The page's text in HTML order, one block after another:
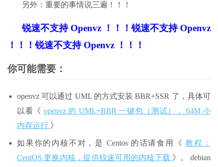
另外：重要的事情说三遍！！！
锐速不支持 Openvz ！！！锐速不支持 Openvz
！！！锐速不支持 Openvz ！！！
你可能需要：
openvz 可以通过 UML 的方式安装 BBR+SSR 了，具体可
以看《 openvz 的 UML+BBR 一键包（测试）， 64M 小
内存运行 》
如果你的内核不对，是 Centos 的话请食用《教程：
CentOS 更换内核，提供锐速可用的内核下载 》。 debian